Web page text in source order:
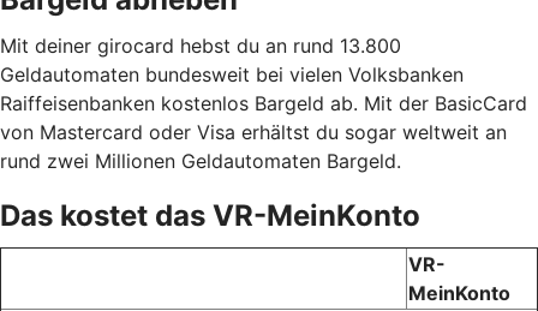
Mit deiner girocard hebst du an rund 13.800
Geldautomaten bundesweit bei vielen Volksbanken
Raiffeisenbanken kostenlos Bargeld ab. Mit der BasicCard
von Mastercard oder Visa erhältst du sogar weltweit an
rund zwei Millionen Geldautomaten Bargeld.
Das kostet das VR-MeinKonto
VR-
MeinKonto